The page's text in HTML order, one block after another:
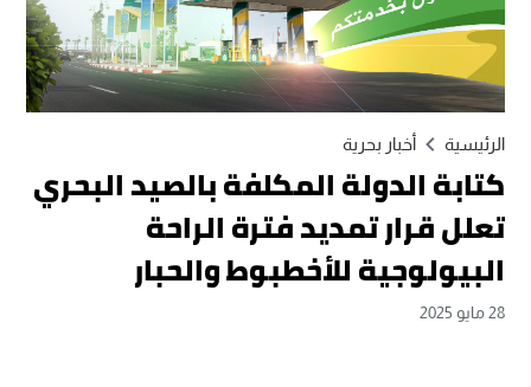
الرئيسية أخبار بحرية
كتابة الدولة المكلفة بالصيد البحري
تعلل قرار تمديد فترة الراحة
البيولوجية للأخطبوط والحبار
28 مايو 2025